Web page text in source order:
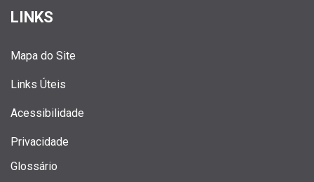
LINKS
Mapa do Site
Links Úteis
Acessibilidade
Privacidade
Glossário